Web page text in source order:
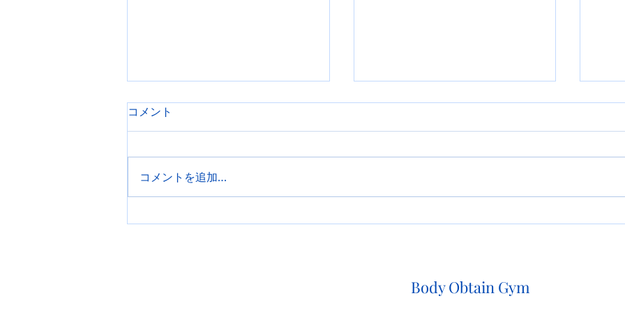
筋トレクイズ
コメント
コメントを追加…
Body Obtain Gym